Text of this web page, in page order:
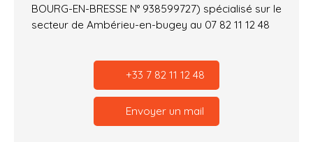
BOURG-EN-BRESSE N° 938599727) spécialisé sur le
secteur de Ambérieu-en-bugey au 07 82 11 12 48
+33 7 82 11 12 48
Envoyer un mail